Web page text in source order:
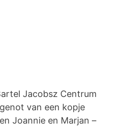
Jacobsz Centrum
van een kopje
Joannie en Marjan –